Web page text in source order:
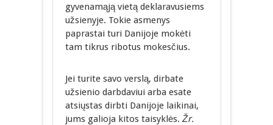
gyvenamąją vietą deklaravusiems
užsienyje. Tokie asmenys
paprastai turi Danijoje mokėti
tam tikrus ribotus mokesčius.
Jei turite savo verslą, dirbate
užsienio darbdaviui arba esate
atsiųstas dirbti Danijoje laikinai,
jums galioja kitos taisyklės. Žr.